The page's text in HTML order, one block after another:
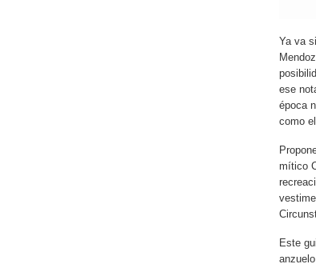
Ya va
ese
época
como
mítico
Este